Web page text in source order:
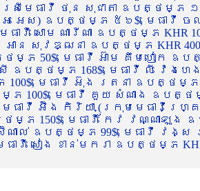
កស្រីមេធាវី ថុន សុជាតា ឧបត្ថម្ភ
អេ អេស) ឧបត្ថម្ភ ៥៦$, មេធាវី
វី សោម ណារីណា ឧបត្ថម្ភ KHR
អាន សុវឌ្ឍនា ឧបត្ថម្ភ KHR
ភ 50$, មេធាវី អ៊ាម គឹមហៀក ឧបត្
ឧបត្ថម្ភ 168$, មេធាវី លី វ៉េងហ
មេធាវី អ៊ុង រតនា ឧបត្ថម្ភ
100$, មេធាវី គួយ សំណាង ឧបត្ថម្
ាវី អ៊ឹង កិរិយា (ក្រុមមេធាវីហ្គ្រេ
ភ 150$, មេធាវី កែវ វណ្ណាឡុង ឧប
ាល់ ឧបត្ថម្ភ 99$, មេធាវី វង្ស
សៀង ខាន់មករា ឧបត្ថម្ភ KHR